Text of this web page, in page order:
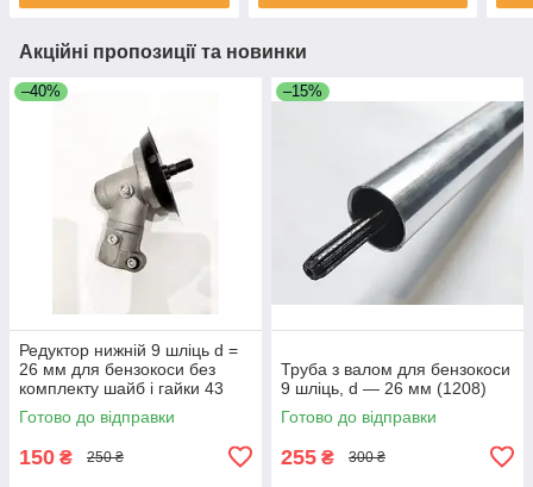
Акційні пропозиції та новинки
–40%
Редуктор нижній 9 шліць d =
26 мм для бензокоси без
комплекту шайб і гайки 43
куб/52 куб (1251)
Готово до відправки
150 ₴ 250 ₴
–15%
Труба з валом для бензокоси
9 шліць, d — 26 мм (1208)
Готово до відправки
255 ₴ 300 ₴